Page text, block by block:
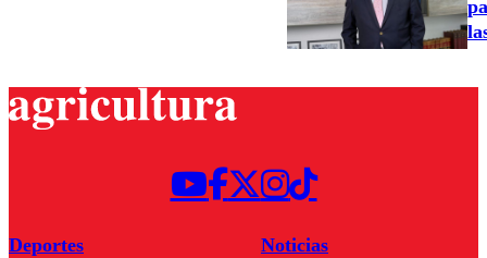
Deportes
Noticias